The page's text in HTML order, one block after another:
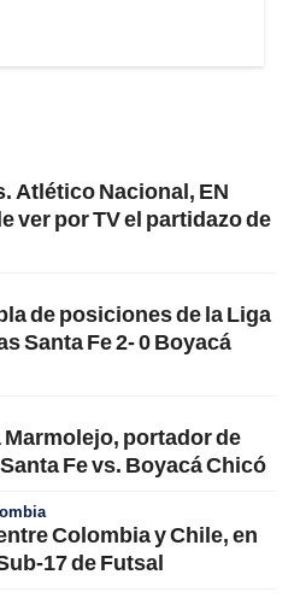
Atlético Nacional, EN
ver por TV el partidazo de
de posiciones de la Liga
Santa Fe 2- 0 Boyacá
portador de
Fe vs. Boyacá Chicó
Colombia y Chile, en
17 de Futsal